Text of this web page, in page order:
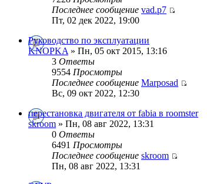
Последнее сообщение vad.p7
Пт, 02 дек 2022, 19:00
Руководство по эксплуатации
KNOPKA » Пн, 05 окт 2015, 13:16
3 Ответы
9554 Просмотры
Последнее сообщение Marposad
Вс, 09 окт 2022, 12:30
перестановка двигателя от fabia в roomster
skroom » Пн, 08 авг 2022, 13:31
0 Ответы
6491 Просмотры
Последнее сообщение skroom
Пн, 08 авг 2022, 13:31